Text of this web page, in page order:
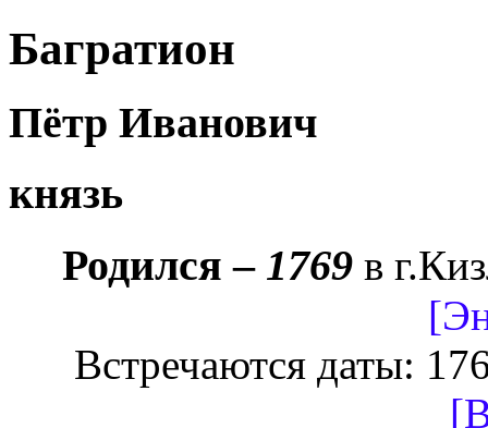
Багратион
Пётр Иванович
князь
Родился – 1769в
Встречаются даты: